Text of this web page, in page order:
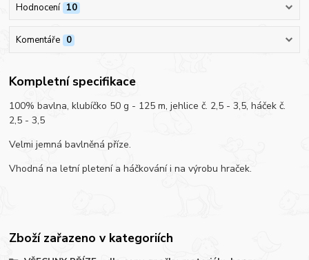
Hodnocení 10
Komentáře 0
Kompletní specifikace
100% bavlna, klubíčko 50 g - 125 m, jehlice č. 2,5 - 3,5, háček č.
2,5 - 3,5
Velmi jemná bavlněná příze.
Vhodná na letní pletení a háčkování i na výrobu hraček.
Zboží zařazeno v kategoriích